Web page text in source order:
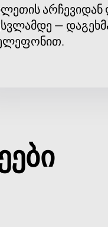
არჩევიდან
—